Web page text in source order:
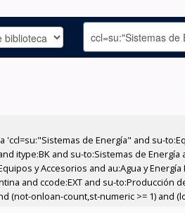
de Energía" and su-
itype:BK and su-to:Sistemas de
y Accesorios and au:Agua y
and ccode:EXT and su-to:Producción
(not-onloan-count,st-numeric >= 1) and